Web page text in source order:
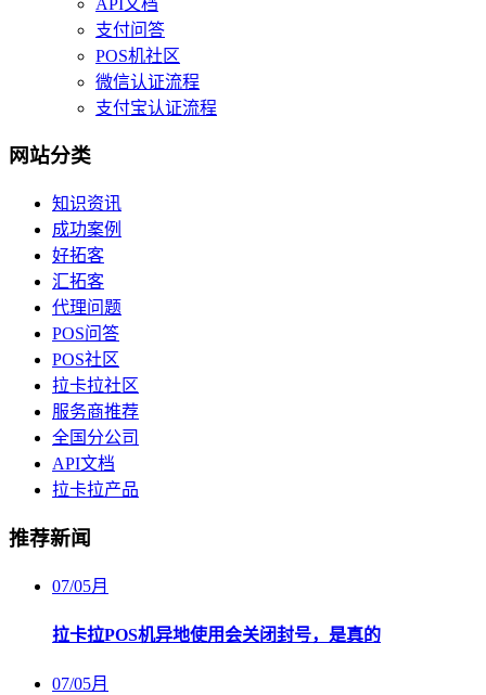
支付问答
POS机社区
微信认证流程
支付宝认证流程
网站分类
知识资讯
成功案例
好拓客
汇拓客
代理问题
POS问答
POS社区
拉卡拉社区
服务商推荐
全国分公司
API文档
拉卡拉产品
推荐新闻
07/05月
拉卡拉POS机异地使用会关闭封号，是真的
07/05月